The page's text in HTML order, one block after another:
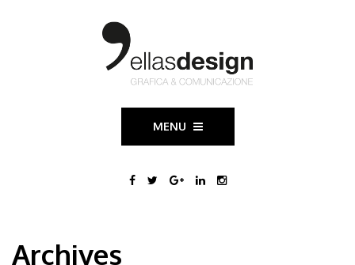
MENU
Archives